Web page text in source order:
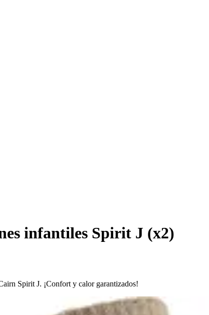
infantiles Spirit J (x2)
Spirit J. ¡Confort y calor garantizados!